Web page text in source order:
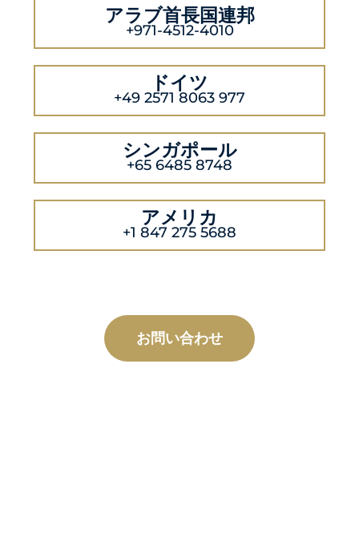
アラブ首長国連邦
+971-4512-4010
ドイツ
+49 2571 8063 977
シンガポール
+65 6485 8748
アメリカ
+1 847 275 5688
お問い合わせ